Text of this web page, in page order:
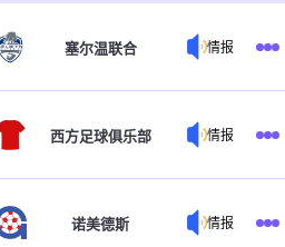
塞尔温联合 情报
西方足球俱乐部 情报
诺美德斯 情报